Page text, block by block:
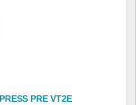
PRE VT2E